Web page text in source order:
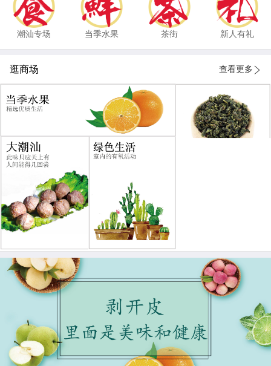
潮汕专场 当季水果 茶街 新人有礼
逛商场 查看更多